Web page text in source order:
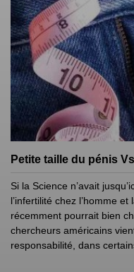
Petite taille du pénis
Si la Science n’avait
l’infertilité chez l’homme
récemment pourrait bien
chercheurs américains
responsabilité, dans